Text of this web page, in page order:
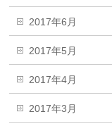
2017年6月
2017年5月
2017年4月
2017年3月